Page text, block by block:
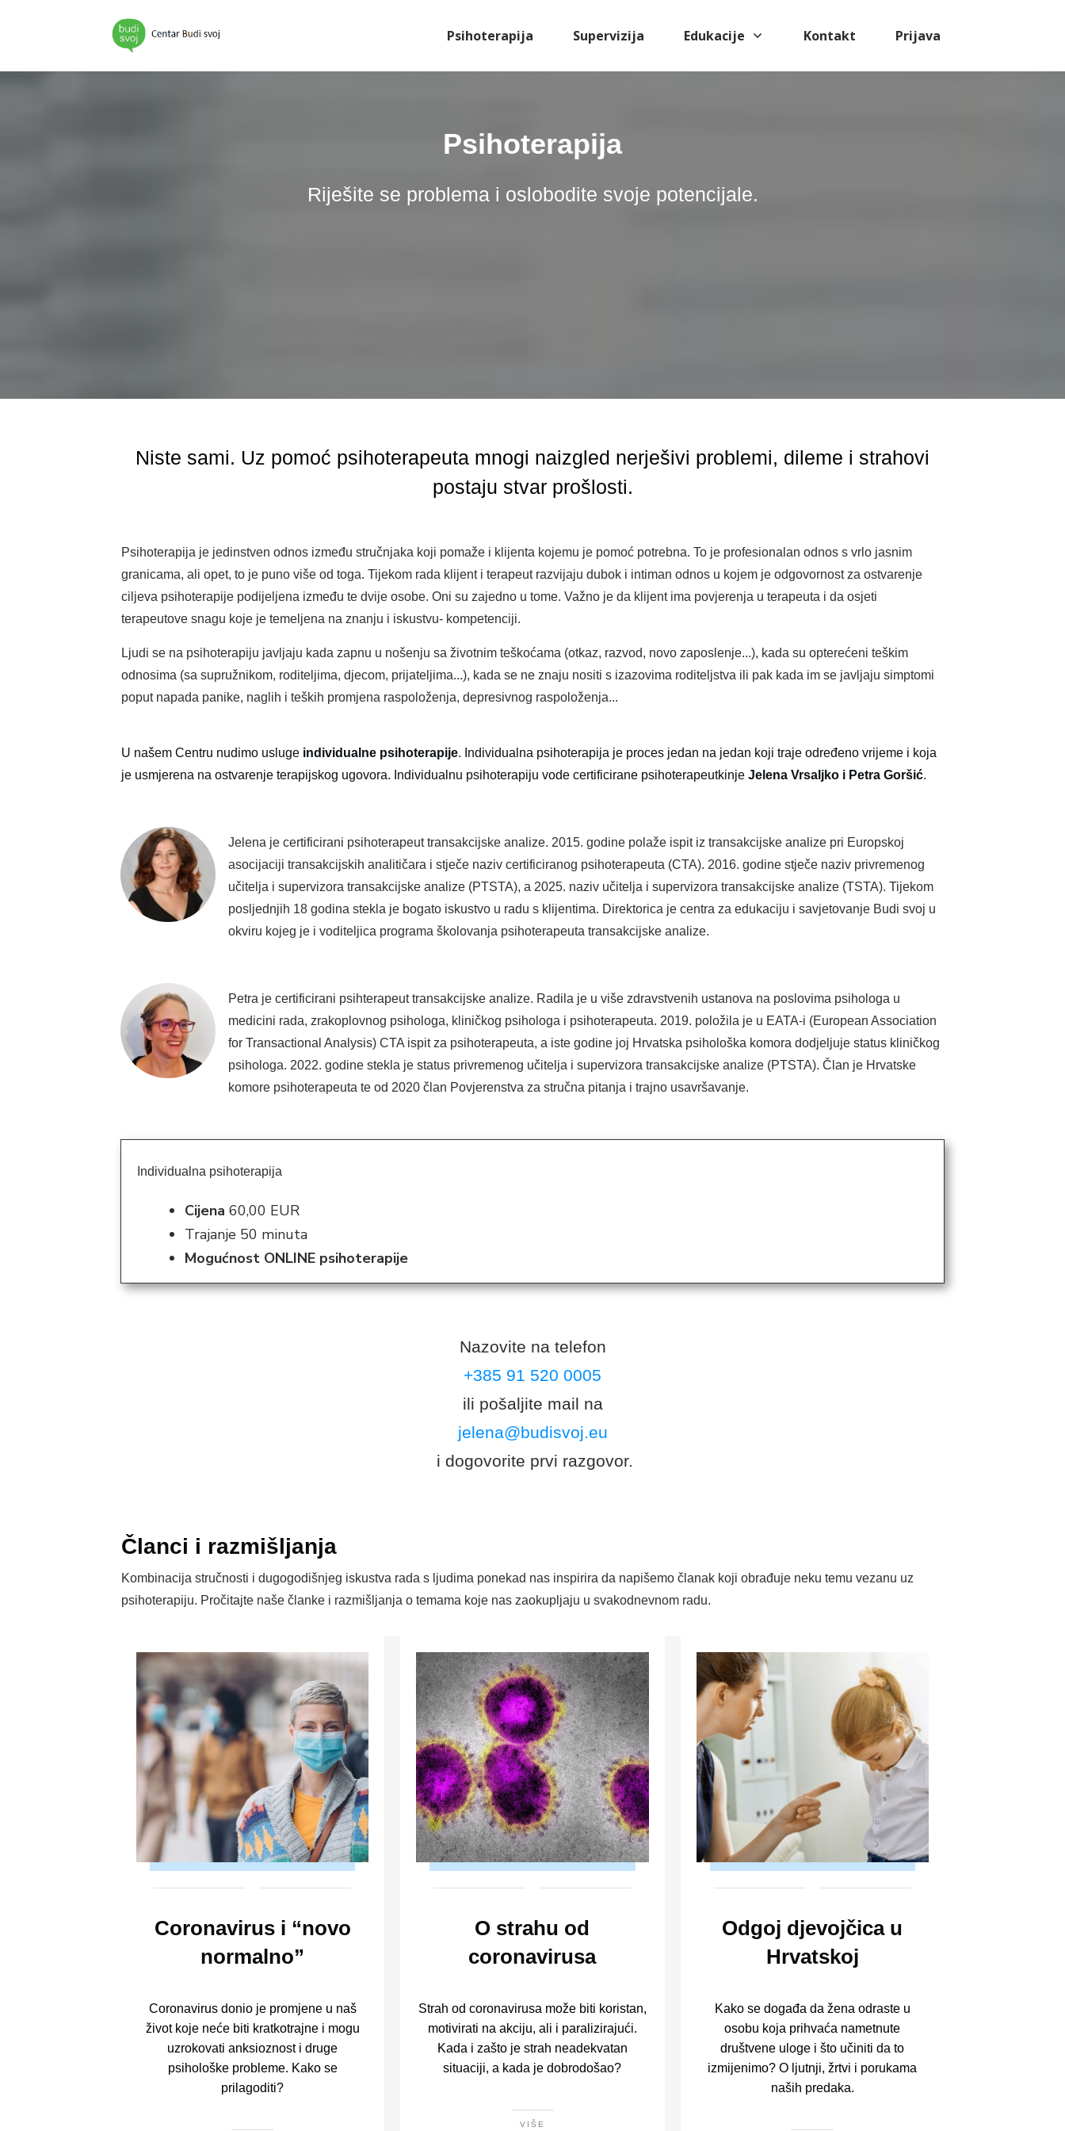
Psihoterapija Supervizija Edukacije Kontakt Prijava
Psihoterapija
Riješite se problema i oslobodite svoje potencijale.
Niste sami. Uz pomoć psihoterapeuta mnogi naizgled nerješivi problemi, dileme i strahovi
postaju stvar prošlosti.
Psihoterapija je jedinstven odnos između stručnjaka koji pomaže i klijenta kojemu je pomoć potrebna. To je profesionalan odnos s vrlo jasnim
granicama, ali opet, to je puno više od toga. Tijekom rada klijent i terapeut razvijaju dubok i intiman odnos u kojem je odgovornost za ostvarenje
ciljeva psihoterapije podijeljena između te dvije osobe. Oni su zajedno u tome. Važno je da klijent ima povjerenja u terapeuta i da osjeti
terapeutove snagu koje je temeljena na znanju i iskustvu- kompetenciji.
Ljudi se na psihoterapiju javljaju kada zapnu u nošenju sa životnim teškoćama (otkaz, razvod, novo zaposlenje...), kada su opterećeni teškim
odnosima (sa supružnikom, roditeljima, djecom, prijateljima...), kada se ne znaju nositi s izazovima roditeljstva ili pak kada im se javljaju simptomi
poput napada panike, naglih i teških promjena raspoloženja, depresivnog raspoloženja...
U našem Centru nudimo usluge individualne psihoterapije. Individualna psihoterapija je proces jedan na jedan koji traje određeno vrijeme i koja
je usmjerena na ostvarenje terapijskog ugovora. Individualnu psihoterapiju vode certificirane psihoterapeutkinje Jelena Vrsaljko i Petra Goršić.
Jelena je certificirani psihoterapeut transakcijske analize. 2015. godine polaže ispit iz transakcijske analize pri Europskoj
asocijaciji transakcijskih analitičara i stječe naziv certificiranog psihoterapeuta (CTA). 2016. godine stječe naziv privremenog
učitelja i supervizora transakcijske analize (PTSTA), a 2025. naziv učitelja i supervizora transakcijske analize (TSTA). Tijekom
posljednjih 18 godina stekla je bogato iskustvo u radu s klijentima. Direktorica je centra za edukaciju i savjetovanje Budi svoj u
okviru kojeg je i voditeljica programa školovanja psihoterapeuta transakcijske analize.
Petra je certificirani psihterapeut transakcijske analize. Radila je u više zdravstvenih ustanova na poslovima psihologa u
medicini rada, zrakoplovnog psihologa, kliničkog psihologa i psihoterapeuta. 2019. položila je u EATA-i (European Association
for Transactional Analysis) CTA ispit za psihoterapeuta, a iste godine joj Hrvatska psihološka komora dodjeljuje status kliničkog
psihologa. 2022. godine stekla je status privremenog učitelja i supervizora transakcijske analize (PTSTA). Član je Hrvatske
komore psihoterapeuta te od 2020 član Povjerenstva za stručna pitanja i trajno usavršavanje.
Individualna psihoterapija
Cijena 60,00 EUR
Trajanje 50 minuta
Mogućnost ONLINE psihoterapije
Nazovite na telefon
+385 91 520 0005
ili pošaljite mail na
jelena@budisvoj.eu
i dogovorite prvi razgovor.
Članci i razmišljanja
Kombinacija stručnosti i dugogodišnjeg iskustva rada s ljudima ponekad nas inspirira da napišemo članak koji obrađuje neku temu vezanu uz
psihoterapiju. Pročitajte naše članke i razmišljanja o temama koje nas zaokupljaju u svakodnevnom radu.
Coronavirus i “novo
normalno”
Coronavirus donio je promjene u naš
život koje neće biti kratkotrajne i mogu
uzrokovati anksioznost i druge
psihološke probleme. Kako se
prilagoditi?
O strahu od
coronavirusa
Strah od coronavirusa može biti koristan,
motivirati na akciju, ali i paralizirajući.
Kada i zašto je strah neadekvatan
situaciji, a kada je dobrodošao?
VIŠE
Odgoj djevojčica u
Hrvatskoj
Kako se događa da žena odraste u
osobu koja prihvaća nametnute
društvene uloge i što učiniti da to
izmijenimo? O ljutnji, žrtvi i porukama
naših predaka.